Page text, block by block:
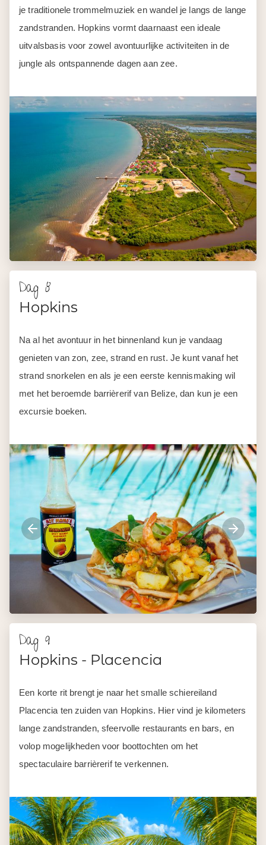
je traditionele trommelmuziek en wandel je langs de lange
zandstranden. Hopkins vormt daarnaast een ideale
uitvalsbasis voor zowel avontuurlijke activiteiten in de
jungle als ontspannende dagen aan zee.
Dag 8
Hopkins
Na al het avontuur in het binnenland kun je vandaag
genieten van zon, zee, strand en rust. Je kunt vanaf het
strand snorkelen en als je een eerste kennismaking wil
met het beroemde barrièrerif van Belize, dan kun je een
excursie boeken.
Dag 9
Hopkins - Placencia
Een korte rit brengt je naar het smalle schiereiland
Placencia ten zuiden van Hopkins. Hier vind je kilometers
lange zandstranden, sfeervolle restaurants en bars, en
volop mogelijkheden voor boottochten om het
spectaculaire barrièrerif te verkennen.